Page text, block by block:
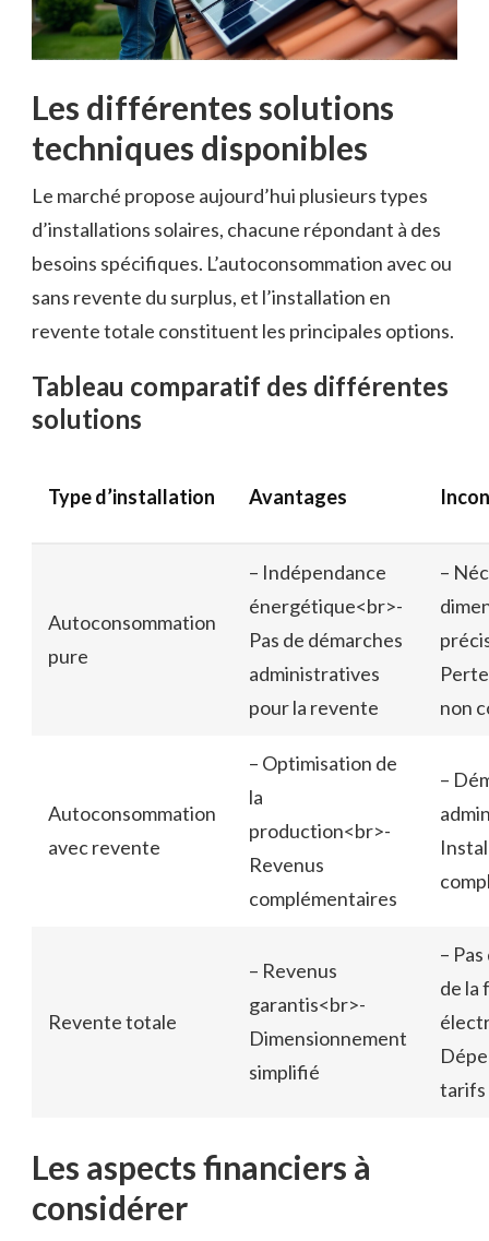
Les différentes solutions
techniques disponibles
Le marché propose aujourd’hui plusieurs types
d’installations solaires, chacune répondant à des
besoins spécifiques. L’autoconsommation avec ou
sans revente du surplus, et l’installation en
revente totale constituent les principales options.
Tableau comparatif des différentes
solutions
Type d’installation Avantages
Autoconsommation
pure
– Indépendance
énergétique<br>-
Pas de démarches
administratives
pour la revente
–
non
Autoconsommation
avec revente
– Optimisation de
la
production<br>-
Revenus
complémentaires
–
Revente totale
– Revenus
garantis<br>-
Dimensionnement
simplifié
–
de la
tarifs
Les aspects financiers à
considérer